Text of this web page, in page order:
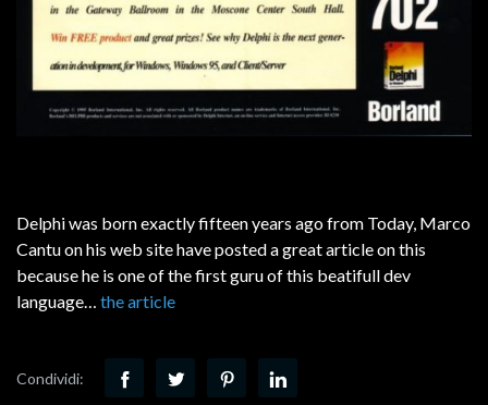
Delphi was born exactly fifteen years ago from Today, Marco
Cantu on his web site have posted a great article on this
because he is one of the first guru of this beatifull dev
language… the article
Condividi: